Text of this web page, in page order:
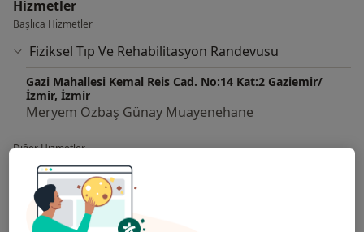
Hizmetler
Başlıca Hizmetler
Fiziksel Tıp Ve Rehabilitasyon Randevusu
Gazi Mahallesi Kemal Reis Cad. No:14 Kat:2 Gaziemir/
İzmir, İzmir
Meryem Özbaş Günay Muayenehane
Diğer Hizmetler
Akupunktur Tedavisi
Ameliyatsız Fibromiyalji Tedavisi